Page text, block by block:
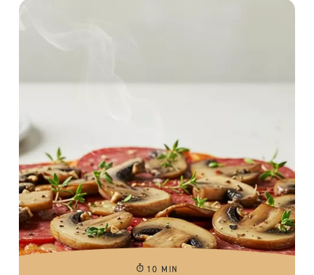
10 MIN